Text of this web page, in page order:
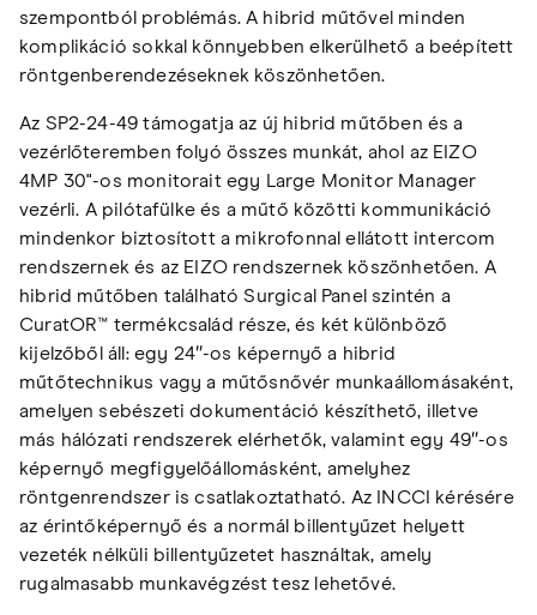
szempontból problémás. A hibrid műtővel minden
komplikáció sokkal könnyebben elkerülhető a beépített
röntgenberendezéseknek köszönhetően.
Az SP2-24-49 támogatja az új hibrid műtőben és a
vezérlőteremben folyó összes munkát, ahol az EIZO
4MP 30"-os monitorait egy Large Monitor Manager
vezérli. A pilótafülke és a műtő közötti kommunikáció
mindenkor biztosított a mikrofonnal ellátott intercom
rendszernek és az EIZO rendszernek köszönhetően. A
hibrid műtőben található Surgical Panel szintén a
CuratOR™ termékcsalád része, és két különböző
kijelzőből áll: egy 24″-os képernyő a hibrid
műtőtechnikus vagy a műtősnővér munkaállomásaként,
amelyen sebészeti dokumentáció készíthető, illetve
más hálózati rendszerek elérhetők, valamint egy 49″-os
képernyő megfigyelőállomásként, amelyhez
röntgenrendszer is csatlakoztatható. Az INCCI kérésére
az érintőképernyő és a normál billentyűzet helyett
vezeték nélküli billentyűzetet használtak, amely
rugalmasabb munkavégzést tesz lehetővé.